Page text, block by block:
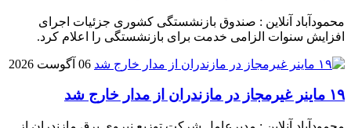
محمودآباد آنلاین : صندوق بازنشستگی کشوری جزئیات اجرای
افزایش سنوات الزامی خدمت برای بازنشستگی را اعلام کرد.
06 آگوست 2026
۱۹ ماینر غیرمجاز در مازندران از مدار خارج شد